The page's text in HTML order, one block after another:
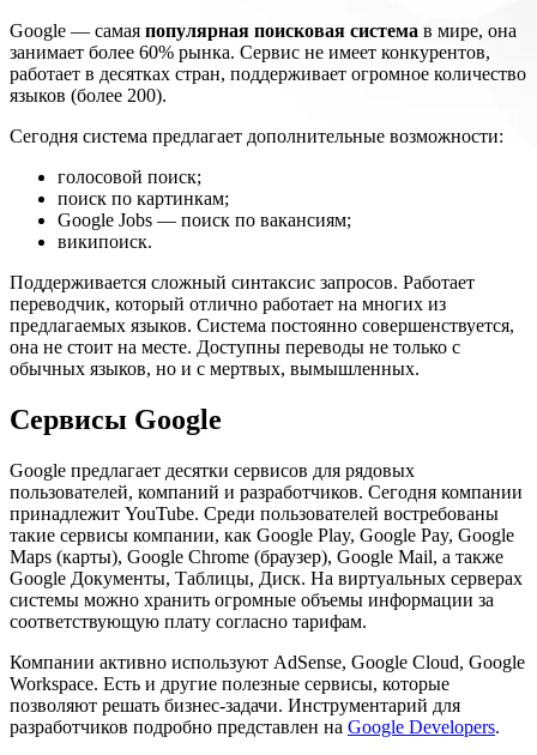
Google — самая популярная поисковая система в мире, она
занимает более 60% рынка. Сервис не имеет конкурентов,
работает в десятках стран, поддерживает огромное количество
языков (более 200).
Сегодня система предлагает дополнительные возможности:
голосовой поиск;
поиск по картинкам;
Google Jobs — поиск по вакансиям;
википоиск.
Поддерживается сложный синтаксис запросов. Работает
переводчик, который отлично работает на многих из
предлагаемых языков. Система постоянно совершенствуется,
она не стоит на месте. Доступны переводы не только с
обычных языков, но и с мертвых, вымышленных.
Сервисы Google
Google предлагает десятки сервисов для рядовых
пользователей, компаний и разработчиков. Сегодня компании
принадлежит YouTube. Среди пользователей востребованы
такие сервисы компании, как Google Play, Google Pay, Google
Maps (карты), Google Chrome (браузер), Google Mail, а также
Google Документы, Таблицы, Диск. На виртуальных серверах
системы можно хранить огромные объемы информации за
соответствующую плату согласно тарифам.
Компании активно используют AdSense, Google Cloud, Google
Workspace. Есть и другие полезные сервисы, которые
позволяют решать бизнес-задачи. Инструментарий для
разработчиков подробно представлен на Google Developers.